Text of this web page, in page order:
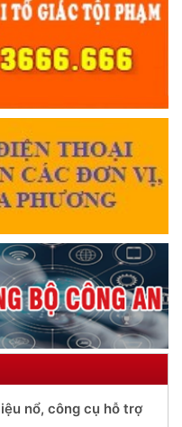
nổ, công cụ hỗ trợ